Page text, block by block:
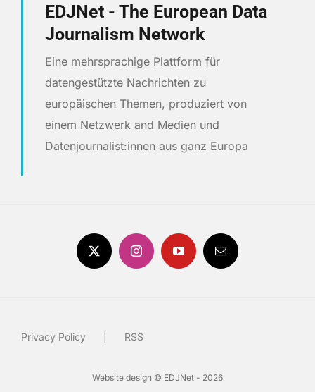
EDJNet - The European Data
Journalism Network
Eine mehrsprachige Plattform für
datengestützte Nachrichten zu
europäischen Themen, produziert von
einem Netzwerk and Medien und
Datenjournalist:innen aus ganz Europa
Privacy Policy RSS
Website design © EDJNet - 2026